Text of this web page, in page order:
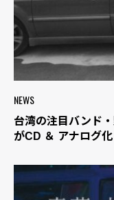
NEWS
台湾の注目バンド
がCD ＆ アナログ化